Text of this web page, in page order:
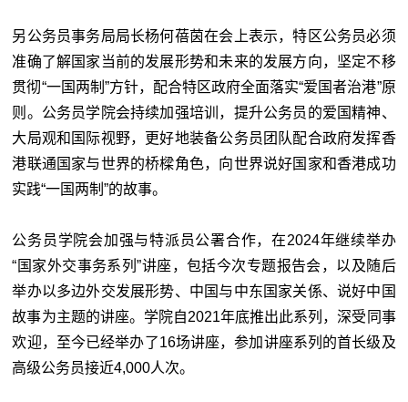
另公务员事务局局长杨何蓓茵在会上表示，特区公务员必须
准确了解国家当前的发展形势和未来的发展方向，坚定不移
贯彻“一国两制”方针，配合特区政府全面落实“爱国者治港”原
则。公务员学院会持续加强培训，提升公务员的爱国精神、
大局观和国际视野，更好地装备公务员团队配合政府发挥香
港联通国家与世界的桥樑角色，向世界说好国家和香港成功
实践“一国两制”的故事。
公务员学院会加强与特派员公署合作，在2024年继续举办
“国家外交事务系列”讲座，包括今次专题报告会，以及随后
举办以多边外交发展形势、中国与中东国家关係、说好中国
故事为主题的讲座。学院自2021年底推出此系列，深受同事
欢迎，至今已经举办了16场讲座，参加讲座系列的首长级及
高级公务员接近4,000人次。